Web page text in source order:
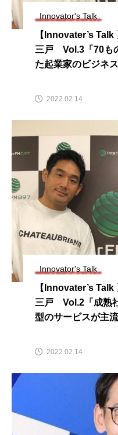
Innovator's Talk
【Innovater’s
三戸 Vol.3「70も
た起業家のビジネ
2022.02.14
Innovator's Talk
【Innovater’s
三戸 Vol.2「成熟
型のサービスが主流
2022.02.14